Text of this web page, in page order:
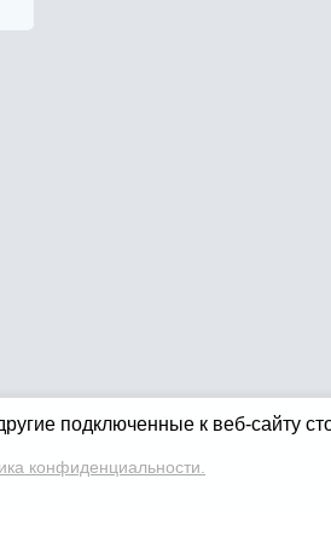
подключенные к веб-сайту
конфиденциальности.